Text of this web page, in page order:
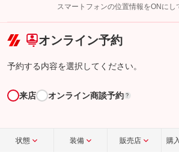
こちら
スマートフォンの位置情報をONにし
オンライン予約
予約する内容を選択してください。
来店 オンライン商談予約 ?
状態 装備 販売店 購